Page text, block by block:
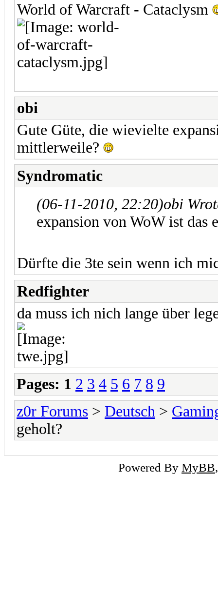
World of Warcraft - Cataclysm
obi
Gute Güte, die wievielte
mittlerweile?
Syndromatic
(06-11-2010, 22:20)obi
expansion von WoW ist
Dürfte die 3te sein wenn ich
Redfighter
da muss ich nich lange über
Pages: 1 2 3 4 5 6 7 8 9
z0r Forums > Deutsch >
geholt?
Powered By MyBB